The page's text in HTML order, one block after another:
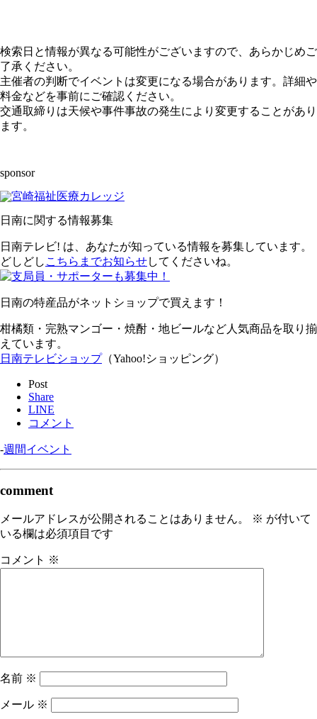
検索日と情報が異なる可能性がございますので、あらかじめご
了承ください。
主催者の判断でイベントは変更になる場合があります。詳細や
料金などを事前にご確認ください。
交通取締りは天候や事件事故の発生により変更することがあり
ます。
sponsor
日南に関する情報募集
日南テレビ! は、あなたが知っている情報を募集しています。
どしどし こちらまでお知らせしてくださいね。
日南の特産品がネットショップで買えます！
柑橘類・完熟マンゴー・焼酎・地ビールなど人気商品を取り揃
えています。
日南テレビショップ（Yahoo!ショッピング）
Post
Share
LINE
コメント
-週間イベント
comment
メールアドレスが公開されることはありません。 ※ が付いて
いる欄は必須項目です
コメント ※
名前 ※
メール ※